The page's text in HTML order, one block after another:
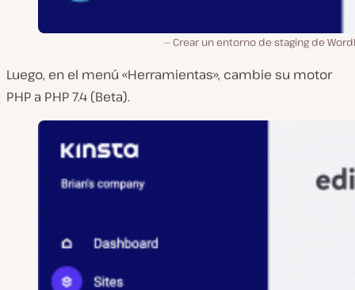
Crear un entorno de staging de
Luego, en el menú «Herramientas», cambie su motor
PHP a PHP 7.4 (Beta).